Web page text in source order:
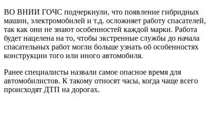
ВО ВНИИ ГОЧС подчеркнули, что появление гибридных
машин, электромобилей и т.д. осложняет работу спасателей,
так как они не знают особенностей каждой марки. Работа
будет нацелена на то, чтобы экстренные службы до начала
спасательных работ могли больше узнать об особенностях
конструкции того или иного автомобиля.
Ранее специалисты назвали самое опасное время для
автомобилистов. К такому относят часы, когда чаще всего
происходят ДТП на дорогах.